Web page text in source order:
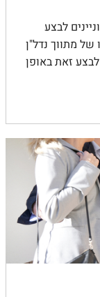
לבצע
מתווך נדל"ן
זאת באופן